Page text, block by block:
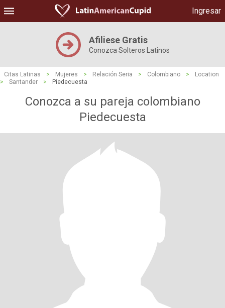
Ingresar
Afiliese Gratis
Conozca Solteros Latinos
Citas Latinas > Mujeres > Relación Seria > Colombiano >
Location
>
Santander > Piedecuesta
Conozca a su pareja colombiano
Piedecuesta